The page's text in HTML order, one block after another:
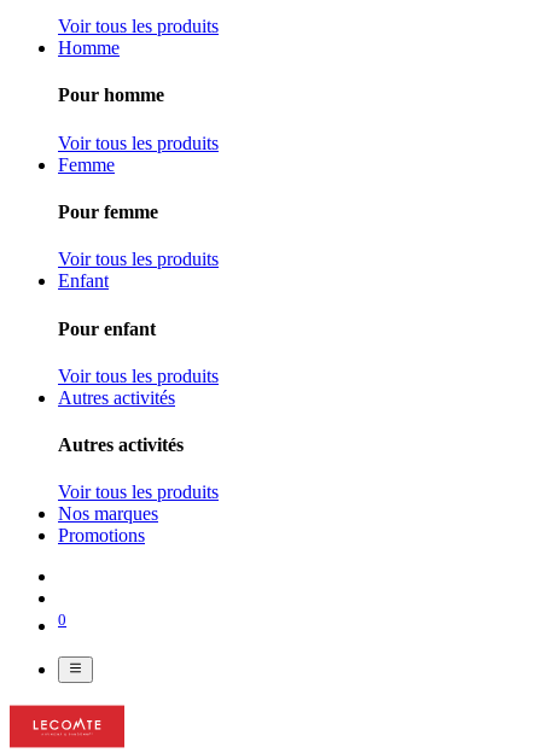
Voir tous les produits
Homme
Pour homme
Voir tous les produits
Femme
Pour femme
Voir tous les produits
Enfant
Pour enfant
Voir tous les produits
Autres activités
Autres activités
Voir tous les produits
Nos marques
Promotions
0